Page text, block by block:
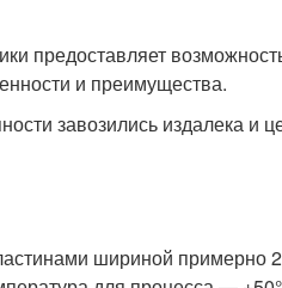
предоставляет
и преимущества.
завозились издалека и
шириной примерно